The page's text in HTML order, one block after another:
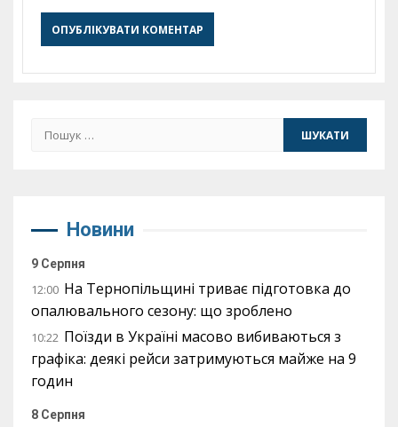
Пошук:
Новини
9 Серпня
12:00 На Тернопільщині триває підготовка до
опалювального сезону: що зроблено
10:22 Поїзди в Україні масово вибиваються з
графіка: деякі рейси затримуються майже на 9
годин
8 Серпня